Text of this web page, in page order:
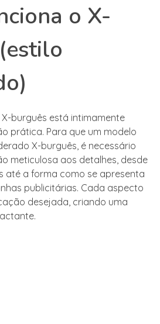
o X-
burguês está intimamente
prática. Para que um modelo
X-burguês, é necessário
meticulosa aos detalhes, desde
até a forma como se apresenta
publicitárias. Cada aspecto
desejada, criando uma